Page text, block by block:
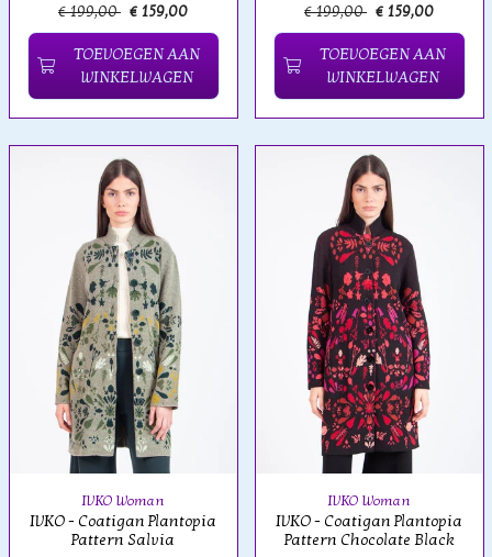
€ 199,00 € 159,00
TOEVOEGEN AAN
WINKELWAGEN
€ 199,00 € 159,00
TOEVOEGEN AAN
WINKELWAGEN
IVKO Woman
IVKO - Coatigan Plantopia
Pattern Salvia
IVKO Woman
IVKO - Coatigan Plantopia
Pattern Chocolate Black